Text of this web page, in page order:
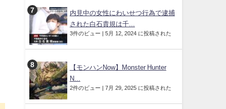
内見中の女性にわいせつ行為で逮捕
された白石貴規は千...
3件のビュー | 5月 12, 2024 に投稿された
【モンハンNow】Monster Hunter
N...
2件のビュー | 7月 29, 2025 に投稿された